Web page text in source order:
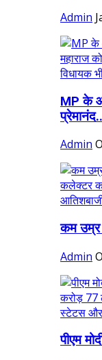
Admin
MP के
Admin
कम उम्र
Admin
पीएम